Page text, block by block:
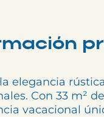
elegancia
Con 33 m²
vacacional